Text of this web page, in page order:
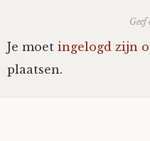
Geef
Je moet ingelogd zijn
plaatsen.